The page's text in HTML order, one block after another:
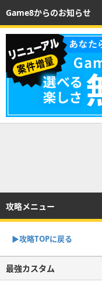
Game8からのお知らせ
攻略メニュー
▶︎攻略TOPに戻る
最強カスタム